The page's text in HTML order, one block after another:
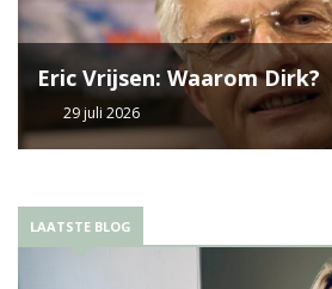
Eric Vrijsen: Waarom Dirk?
29 juli 2026
LAATSTE BLOG